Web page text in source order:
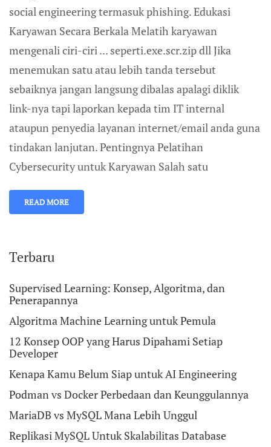
social engineering termasuk phishing. Edukasi
Karyawan Secara Berkala Melatih karyawan
mengenali ciri-ciri ... seperti.exe.scr.zip dll Jika
menemukan satu atau lebih tanda tersebut
sebaiknya jangan langsung dibalas apalagi diklik
link-nya tapi laporkan kepada tim IT internal
ataupun penyedia layanan internet/email anda guna
tindakan lanjutan. Pentingnya Pelatihan
Cybersecurity untuk Karyawan Salah satu
READ MORE
Terbaru
Supervised Learning: Konsep, Algoritma, dan
Penerapannya
Algoritma Machine Learning untuk Pemula
12 Konsep OOP yang Harus Dipahami Setiap
Developer
Kenapa Kamu Belum Siap untuk AI Engineering
Podman vs Docker Perbedaan dan Keunggulannya
MariaDB vs MySQL Mana Lebih Unggul
Replikasi MySQL Untuk Skalabilitas Database